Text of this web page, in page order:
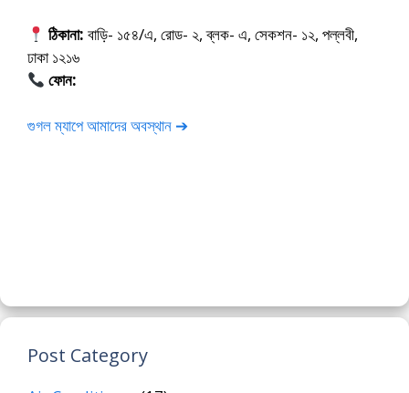
ঠিকানা: বাড়ি- ১৫৪/এ, রোড- ২, ব্লক- এ, সেকশন- ১২, পল্লবী,
ঢাকা ১২১৬
ফোন:
গুগল ম্যাপে আমাদের অবস্থান ➔
Post Category